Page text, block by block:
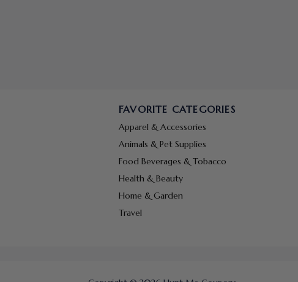
FAVORITE CATEGORIES
Apparel & Accessories
Animals & Pet Supplies
Food Beverages & Tobacco
Health & Beauty
Home & Garden
Travel